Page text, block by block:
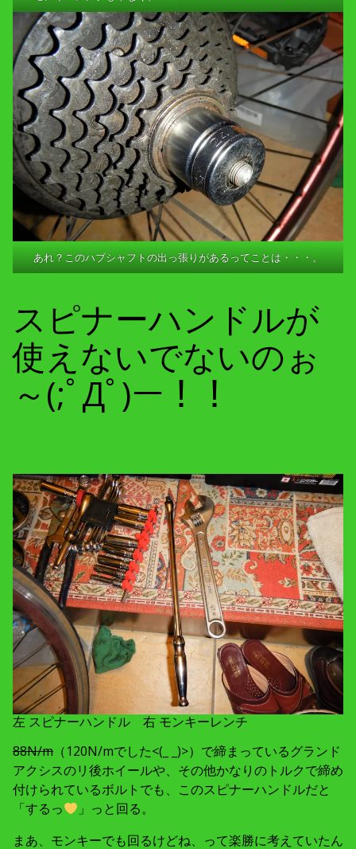
あれ？このハブシャフトの出っ張りがあるってことは・・・。
スピナーハンドルが
使えないでないのぉ
～(;ﾟДﾟ)ー！！
左 スピナーハンドル 右 モンキーレンチ
88N/m （120N/mでした<(_ _)>）で締まっているグランド
アクシスのリ後ホイールや、その他かなりのトルクで締め
付けられているボルトでも、このスピナーハンドルだと
「するっ
」っと回る。
まあ、モンキーでも回るけどね、って楽勝に考えていたん